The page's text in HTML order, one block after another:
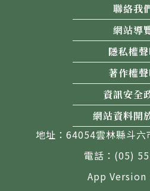
聯絡我
網站導
隱私權
著作權
資訊安全
網站資料開
地址：64054雲林縣斗
電話：(05)
App Version